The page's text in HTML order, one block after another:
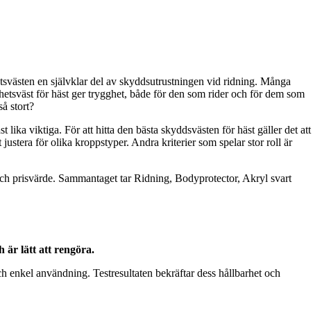
en självklar del av skyddsutrustningen vid ridning. Många
för häst ger trygghet, både för den som rider och för dem som
stort?
lika viktiga. För att hitta den bästa skyddsvästen för häst gäller det att
för olika kroppstyper. Andra kriterier som spelar stor roll är
prisvärde. Sammantaget tar Ridning, Bodyprotector, Akryl svart
är lätt att rengöra.
användning. Testresultaten bekräftar dess hållbarhet och